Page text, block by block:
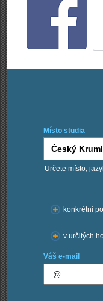
Místo studia
Určete místo,
konkrétní
v určitých
Váš e-mail